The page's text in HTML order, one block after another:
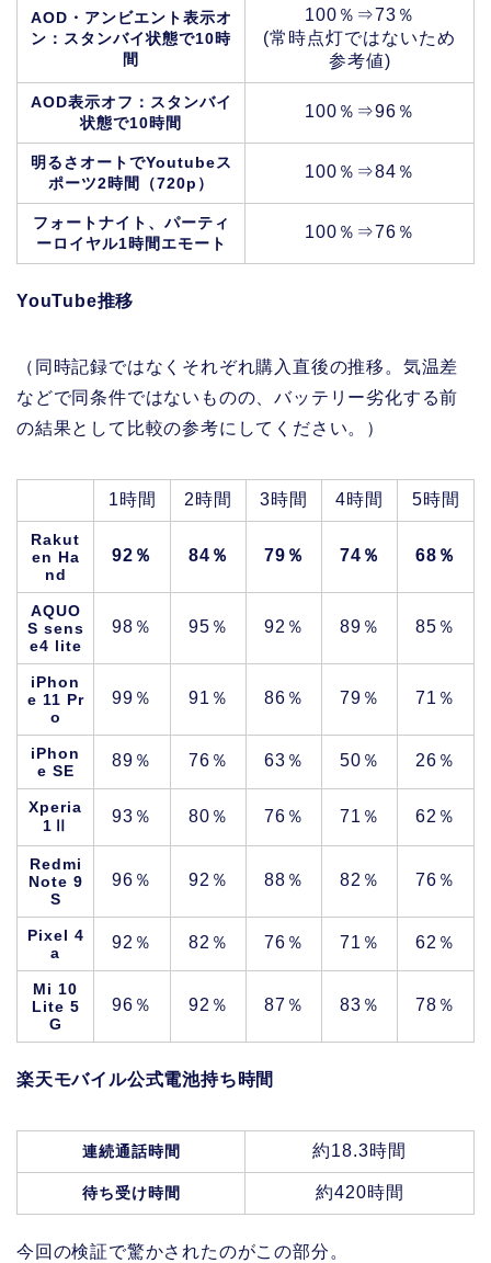
AOD・アンビエント表示オ
ン：スタンバイ状態で10時
間
100％⇒73％
(常時点灯ではないため
参考値)
AOD表示オフ：スタンバイ
状態で10時間
100％⇒96％
明るさオートでYoutubeス
ポーツ2時間（720p）
100％⇒84％
フォートナイト、パーティ
ーロイヤル1時間エモート
100％⇒76％
YouTube推移
（同時記録ではなくそれぞれ購入直後の推移。気温差
などで同条件ではないものの、バッテリー劣化する前
の結果として比較の参考にしてください。）
1時間 2時間 3時間 4時間 5時間
Rakut
en Ha
nd
92％ 84％ 79％ 74％ 68％
AQUO
S sens
e4 lite
98％ 95％ 92％ 89％ 85％
iPhon
e 11 Pr
o
99％ 91％ 86％ 79％ 71％
iPhon
e SE
89％ 76％ 63％ 50％ 26％
Xperia
1Ⅱ
93％ 80％ 76％ 71％ 62％
Redmi
Note 9
S
96％ 92％ 88％ 82％ 76％
Pixel 4
a
92％ 82％ 76％ 71％ 62％
Mi 10
Lite 5
G
96％ 92％ 87％ 83％ 78％
楽天モバイル公式電池持ち時間
連続通話時間 約18.3時間
待ち受け時間 約420時間
今回の検証で驚かされたのがこの部分。